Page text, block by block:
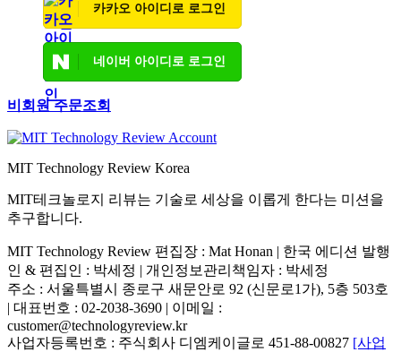
카카오 아이디로 로그인
네이버 아이디로 로그인
비회원 주문조회
MIT Technology Review Korea
MIT테크놀로지 리뷰는 기술로 세상을 이롭게 한다는 미션을
추구합니다.
MIT Technology Review 편집장 : Mat Honan | 한국 에디션 발행
인 & 편집인 : 박세정 | 개인정보관리책임자 : 박세정
주소 : 서울특별시 종로구 새문안로 92 (신문로1가), 5층 503호
| 대표번호 : 02-2038-3690 | 이메일 :
customer@technologyreview.kr
사업자등록번호 : 주식회사 디엠케이글로 451-88-00827 [사업